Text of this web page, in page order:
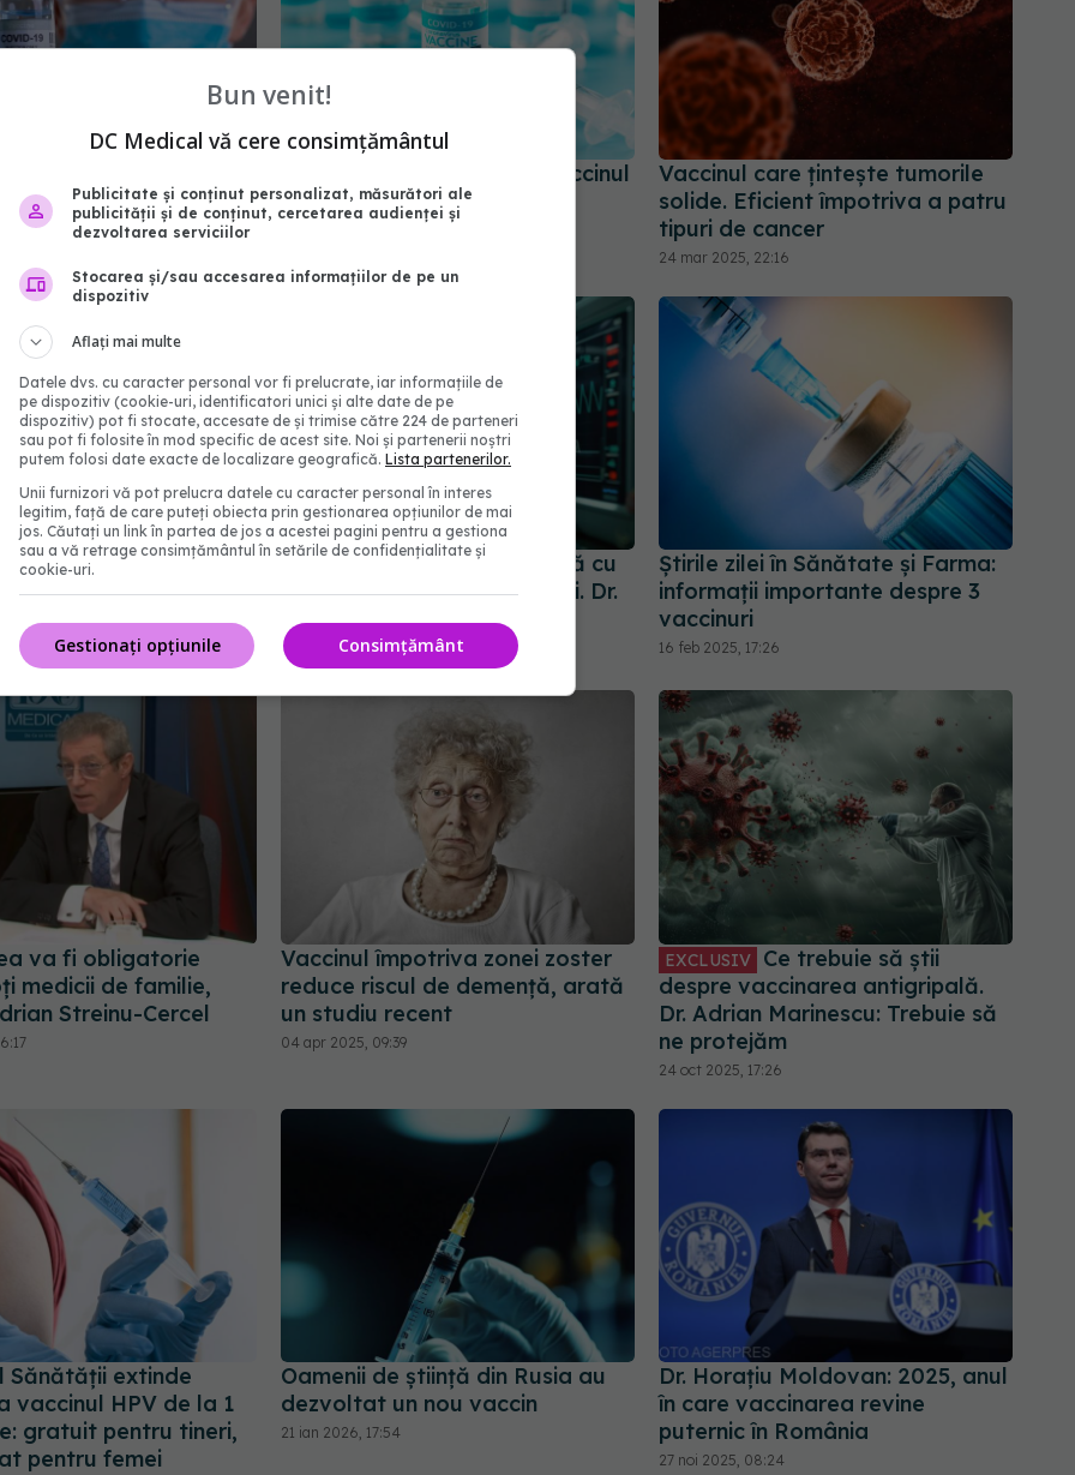
să știi despre vaccinul
Ce trebuie să știi despre vaccinul
anti-COVID
Vaccinul care țintește tumorile
solide. Eficient împotriva a patru
tipuri de cancer
24 mar 2025, 22:16
anti-HPV reduc cu
de cancer de col
Rata de acoperire vaccinală cu
2 doze ROR scade de 16 ani. Dr.
Mihai Craiu: Condamnare la
moarte
Știrile zilei în Sănătate și Farma:
informații importante despre 3
vaccinuri
16 feb 2025, 17:26
va fi obligatorie
medicii de familie,
Streinu-Cercel
Vaccinul împotriva zonei zoster
reduce riscul de demență, arată
un studiu recent
04 apr 2025, 09:39
EXCLUSIV
Ce trebuie să știi
despre vaccinarea antigripală.
Dr. Adrian Marinescu: Trebuie să
ne protejăm
24 oct 2025, 17:26
Sănătății extinde
vaccinul HPV de la 1
gratuit pentru tineri,
pentru femei
Oamenii de ştiinţă din Rusia au
dezvoltat un nou vaccin
21 ian 2026, 17:54
Dr. Horațiu Moldovan: 2025, anul
în care vaccinarea revine
puternic în România
27 noi 2025, 08:24
Bun venit!
DC Medical vă cere consimțământul
Publicitate și conținut personalizat, măsurători ale
publicității și de conținut, cercetarea audienței și
dezvoltarea serviciilor
Stocarea și/sau accesarea informațiilor de pe un
dispozitiv
Aflați mai multe
Datele dvs. cu caracter personal vor fi prelucrate, iar informațiile de
pe dispozitiv (cookie-uri, identificatori unici și alte date de pe
dispozitiv) pot fi stocate, accesate de și trimise către 224 de parteneri
sau pot fi folosite în mod specific de acest site. Noi și partenerii noștri
putem folosi date exacte de localizare geografică. Lista partenerilor.
Unii furnizori vă pot prelucra datele cu caracter personal în interes
legitim, față de care puteți obiecta prin gestionarea opțiunilor de mai
jos. Căutați un link în partea de jos a acestei pagini pentru a gestiona
sau a vă retrage consimțământul în setările de confidențialitate și
cookie-uri.
Consimțământ
Gestionați opțiunile